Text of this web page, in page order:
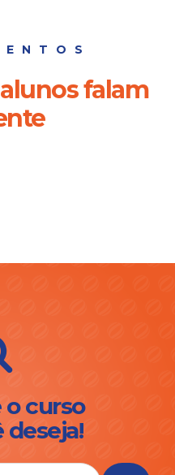
falam
curso
deseja!